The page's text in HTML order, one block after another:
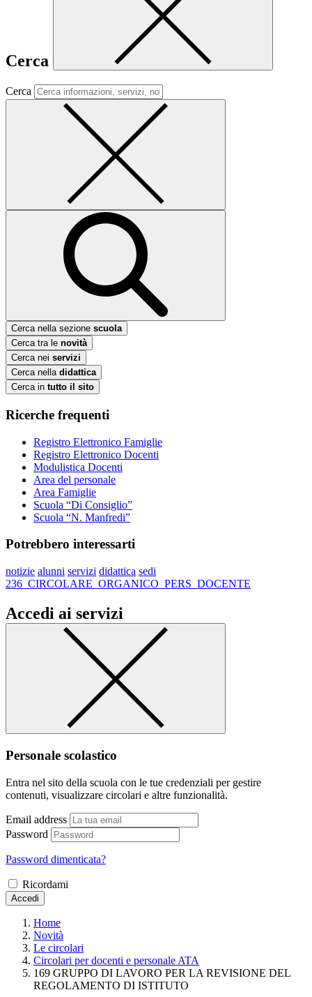
Cerca
Cerca
Cerca nella sezione scuola
Cerca tra le novità
Cerca nei servizi
Cerca nella didattica
Cerca in tutto il sito
Ricerche frequenti
Registro Elettronico Famiglie
Registro Elettronico Docenti
Modulistica Docenti
Area del personale
Area Famiglie
Scuola “Di Consiglio”
Scuola “N. Manfredi”
Potrebbero interessarti
notizie alunni servizi didattica sedi
236_CIRCOLARE_ORGANICO_PERS_DOCENTE
Accedi ai servizi
Personale scolastico
Entra nel sito della scuola con le tue credenziali per gestire
contenuti, visualizzare circolari e altre funzionalità.
Email address
Password
Password dimenticata?
Ricordami
Accedi
Home
Novità
Le circolari
Circolari per docenti e personale ATA
169 GRUPPO DI LAVORO PER LA REVISIONE DEL
REGOLAMENTO DI ISTITUTO